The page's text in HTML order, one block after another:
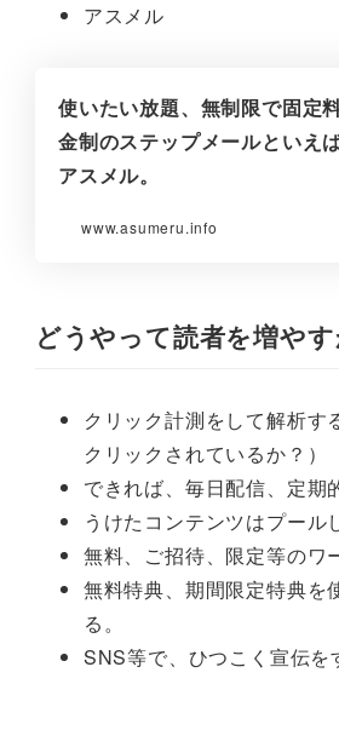
アスメル
使いたい放題、無制限で固定
金制のステップメールといえ
アスメル。
www.asumeru.info
どうやって読者を増やす
クリック計測をして解析す
クリックされているか？）
できれば、毎日配信、定期
うけたコンテンツはプール
無料、ご招待、限定等のワ
無料特典、期間限定特典を
る。
SNS等で、ひつこく宣伝を